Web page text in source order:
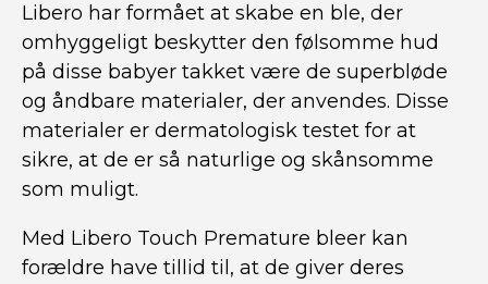
Libero har formået at skabe en ble, der
omhyggeligt beskytter den følsomme hud
på disse babyer takket være de superbløde
og åndbare materialer, der anvendes. Disse
materialer er dermatologisk testet for at
sikre, at de er så naturlige og skånsomme
som muligt.
Med Libero Touch Premature bleer kan
forældre have tillid til, at de giver deres